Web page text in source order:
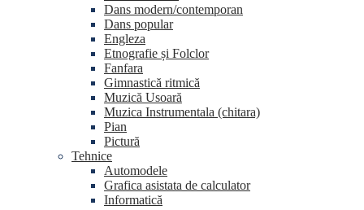
Dans modern/contemporan
Dans popular
Engleza
Etnografie și Folclor
Fanfara
Gimnastică ritmică
Muzică Usoară
Muzica Instrumentala (chitara)
Pian
Pictură
Tehnice
Automodele
Grafica asistata de calculator
Informatică